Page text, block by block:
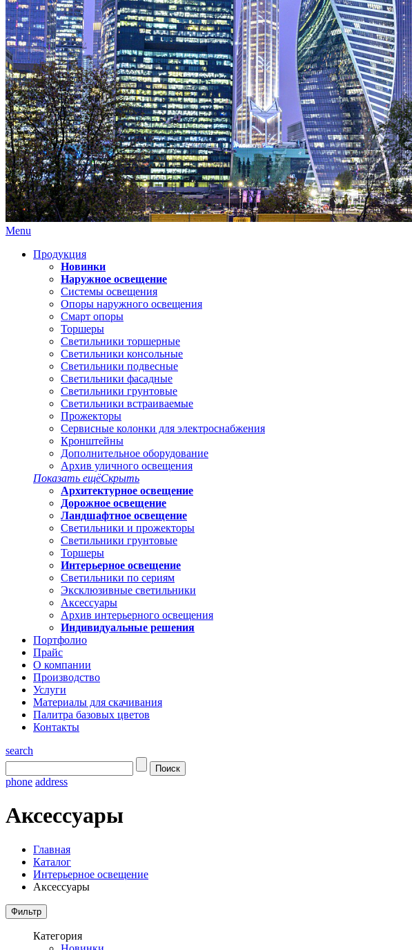
Menu
Продукция
Новинки
Наружное освещение
Системы освещения
Опоры наружного освещения
Смарт опоры
Торшеры
Светильники торшерные
Светильники консольные
Светильники подвесные
Светильники фасадные
Светильники грунтовые
Светильники встраиваемые
Прожекторы
Сервисные колонки для электроснабжения
Кронштейны
Дополнительное оборудование
Архив уличного освещения
Показать ещёСкрыть
Архитектурное освещение
Дорожное освещение
Ландшафтное освещение
Светильники и прожекторы
Светильники грунтовые
Торшеры
Интерьерное освещение
Светильники по сериям
Эксклюзивные светильники
Аксессуары
Архив интерьерного освещения
Индивидуальные решения
Портфолио
Прайс
О компании
Производство
Услуги
Материалы для скачивания
Палитра базовых цветов
Контакты
search
phone address
Аксессуары
Главная
Каталог
Интерьерное освещение
Аксессуары
Категория